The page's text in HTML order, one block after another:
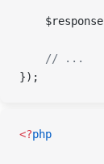
    $response
    // ...
});
<?php